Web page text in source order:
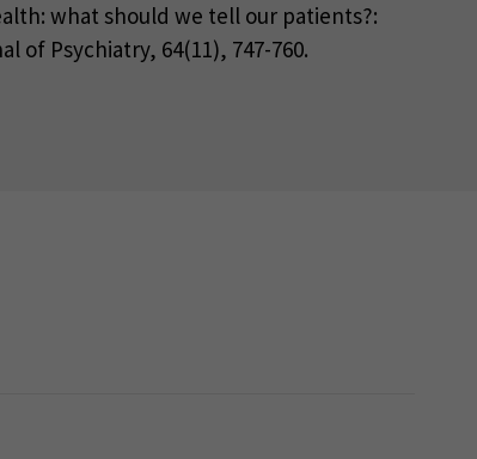
what should we tell our patients?:
of Psychiatry, 64(11), 747-760.